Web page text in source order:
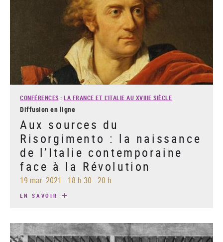
CONFÉRENCES : LA FRANCE ET L'ITALIE AU XVIIIE SIÈCLE
Diffusion en ligne
Aux sources du
Risorgimento : la naissance
de l’Italie contemporaine
face à la Révolution
19 mar. 2021 - 18 h 30 - 20 h
EN SAVOIR